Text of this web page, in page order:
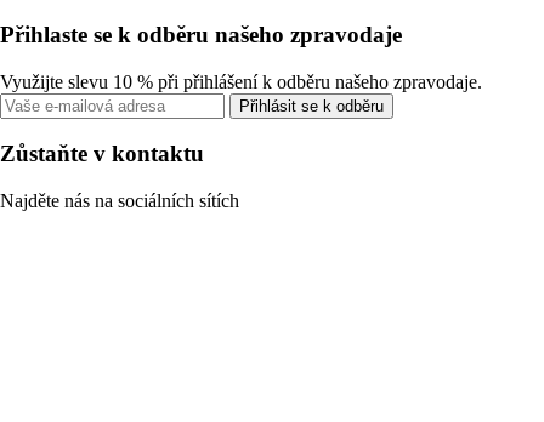
Přihlaste se k odběru našeho zpravodaje
Využijte slevu 10 % při přihlášení k odběru našeho zpravodaje.
Přihlásit se k odběru
Zůstaňte v kontaktu
Najděte nás na sociálních sítích